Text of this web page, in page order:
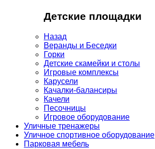
Детские площадки
Назад
Веранды и Беседки
Горки
Детские скамейки и столы
Игровые комплексы
Карусели
Качалки-балансиры
Качели
Песочницы
Игровое оборудование
Уличные тренажеры
Уличное спортивное оборудование
Парковая мебель